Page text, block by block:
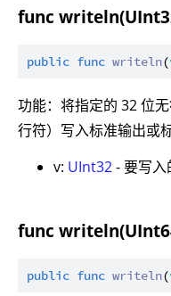
func
public func writeln(
功能：将指定的 32 位
行符）写入标准输出或
v: UInt32- 要写入
func
public func writeln(